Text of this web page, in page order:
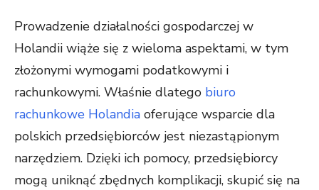
Prowadzenie działalności gospodarczej w
Holandii wiąże się z wieloma aspektami, w tym
złożonymi wymogami podatkowymi i
rachunkowymi. Właśnie dlatego biuro
rachunkowe Holandia oferujące wsparcie dla
polskich przedsiębiorców jest niezastąpionym
narzędziem. Dzięki ich pomocy, przedsiębiorcy
mogą uniknąć zbędnych komplikacji, skupić się na